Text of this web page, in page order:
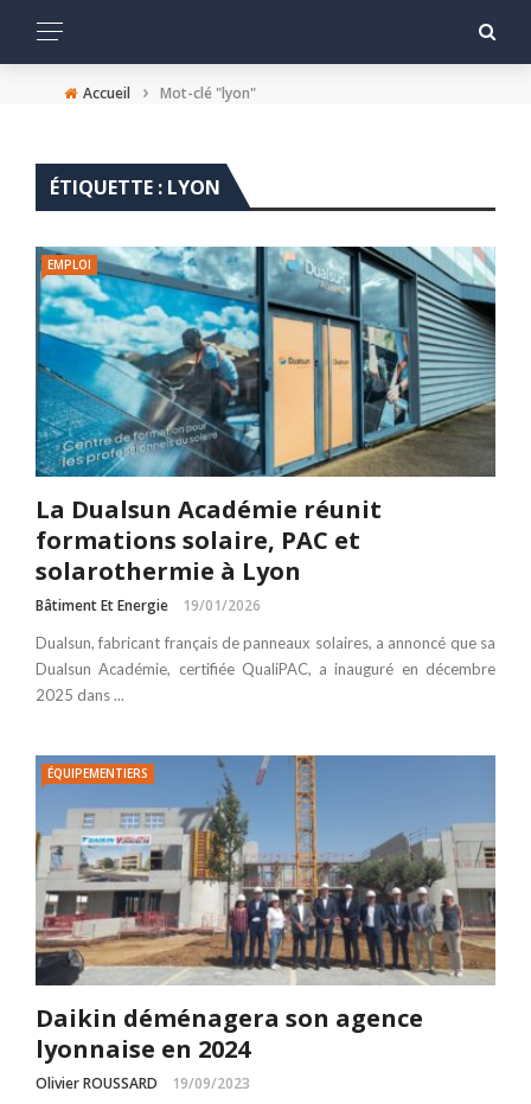
Accueil › Mot-clé "lyon"
ÉTIQUETTE : LYON
EMPLOI
La Dualsun Académie réunit
formations solaire, PAC et
solarothermie à Lyon
Bâtiment Et Energie 19/01/2026
Dualsun, fabricant français de panneaux solaires, a annoncé que sa
Dualsun Académie, certifiée QualiPAC, a inauguré en décembre
2025 dans ...
ÉQUIPEMENTIERS
Daikin déménagera son agence
lyonnaise en 2024
Olivier ROUSSARD 19/09/2023